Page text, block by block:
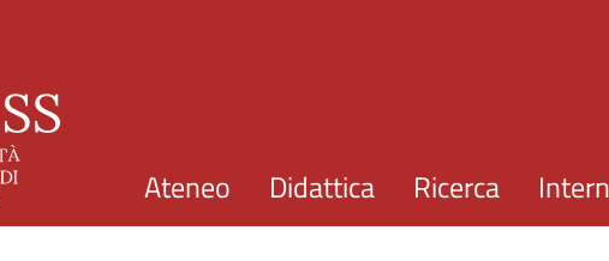
Ateneo Didattica Ricerca